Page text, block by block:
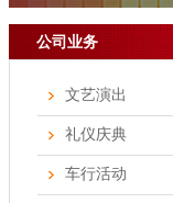
公司业务
文艺演出
礼仪庆典
车行活动